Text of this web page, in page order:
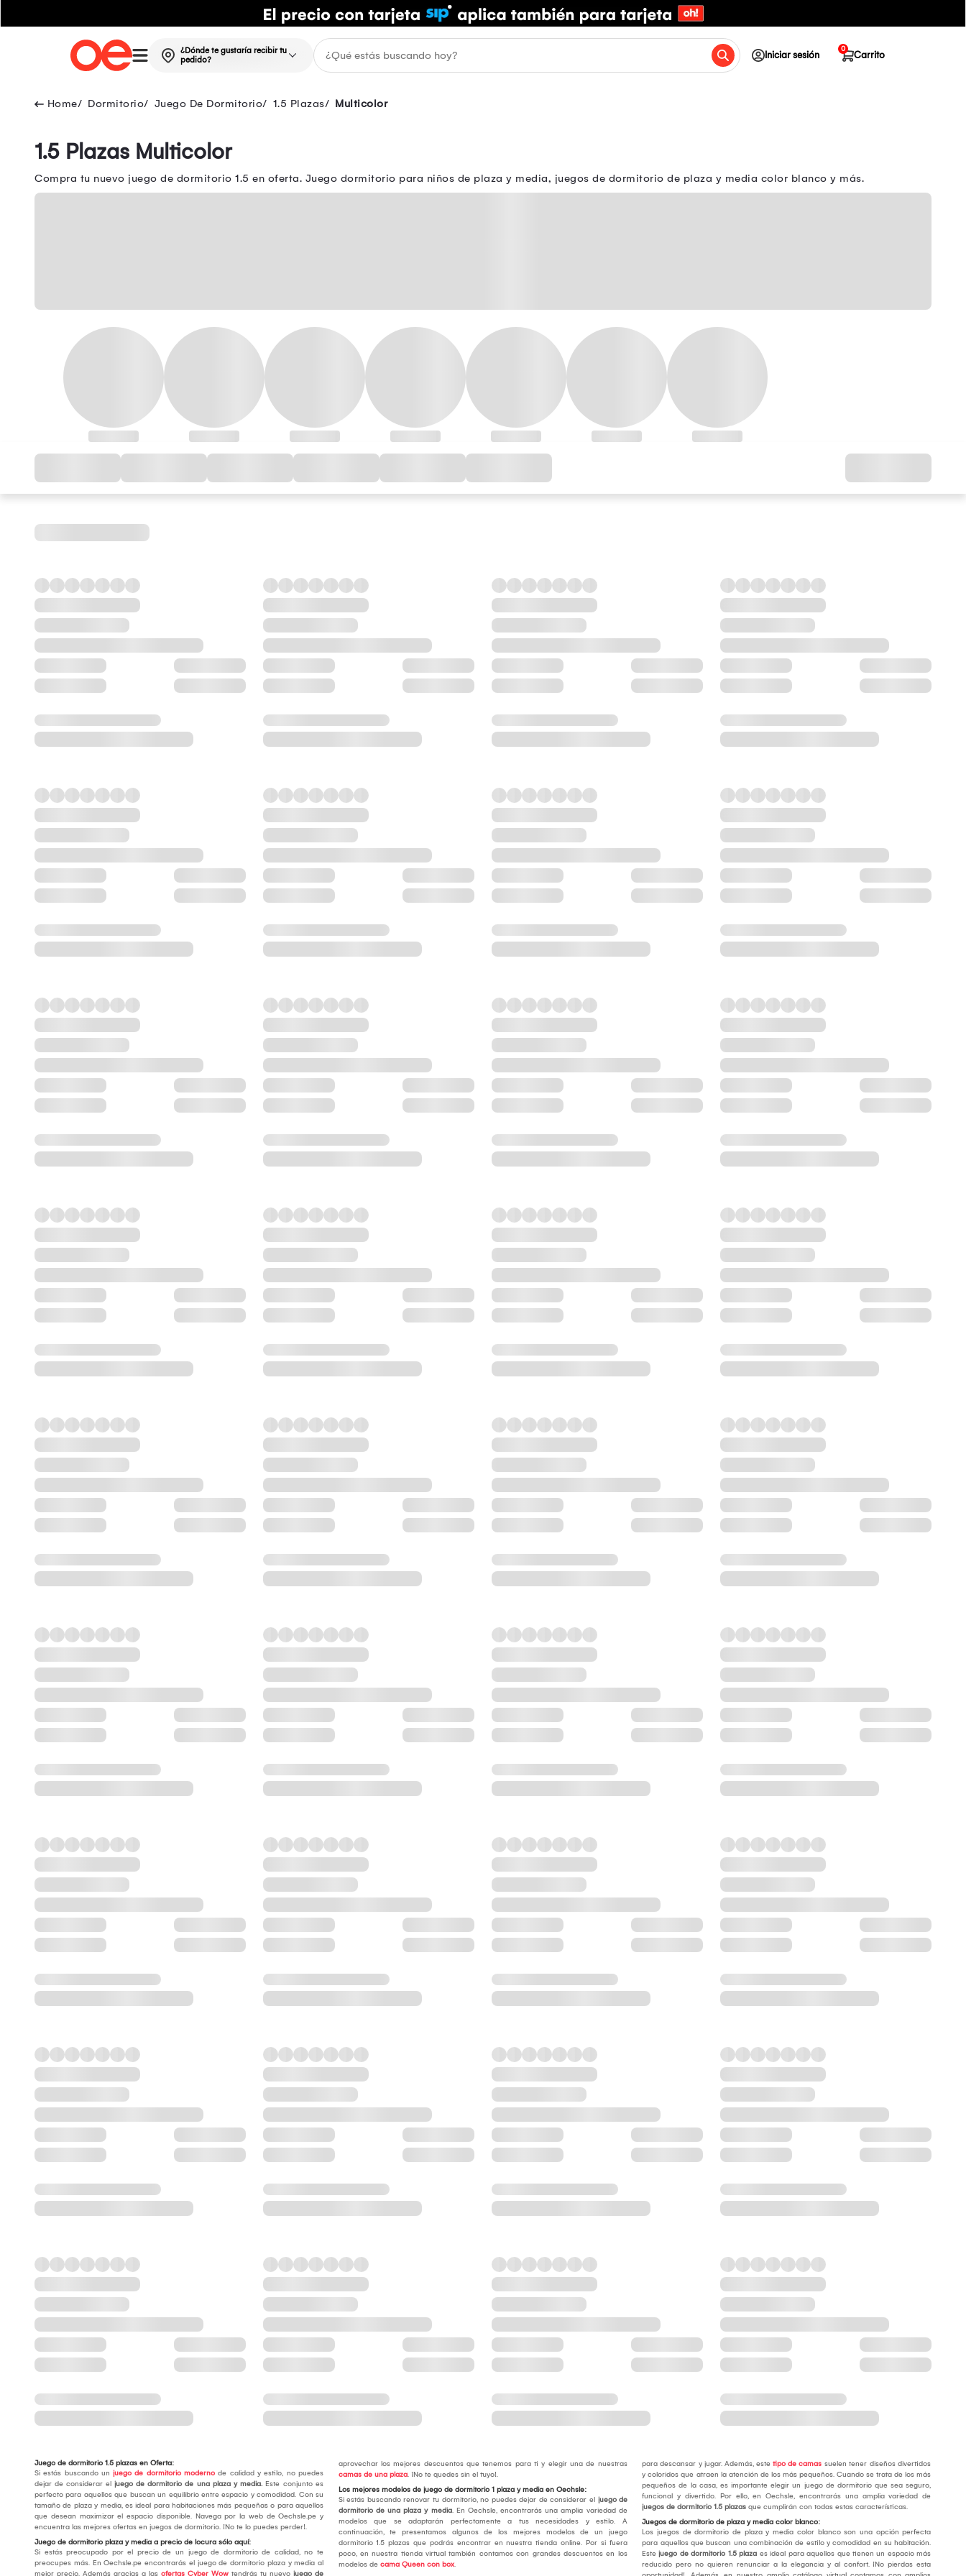
¿Dónde te gustaría recibir tu
pedido?
Iniciar sesión Carrito
0
Dormitorio Juego De Dormitorio 1.5 Plazas Multicolor
1.5 Plazas Multicolor
Compra tu nuevo juego de dormitorio 1.5 en oferta. Juego dormitorio para niños de plaza y media, juegos de dormitorio de plaza y media color blanco y más.
Juego de dormitorio 1.5 plazas en Oferta:
Si estás buscando un juego de dormitorio moderno de calidad y estilo, no puedes
dejar de considerar el juego de dormitorio de una plaza y media. Este conjunto es
perfecto para aquellos que buscan un equilibrio entre espacio y comodidad. Con su
tamaño de plaza y media, es ideal para habitaciones más pequeñas o para aquellos
que desean maximizar el espacio disponible. Navega por la web de Oechsle.pe y
encuentra las mejores ofertas en juegos de dormitorio. ¡No te lo puedes perder!.
Juego de dormitorio plaza y media a precio de locura sólo aquí:
Si estás preocupado por el precio de un juego de dormitorio de calidad, no te
preocupes más. En Oechsle.pe encontrarás el juego de dormitorio plaza y media al
mejor precio. Además gracias a las ofertas Cyber Wow tendrás tu nuevo juego de
aprovechar los mejores descuentos que tenemos para ti y elegir una de nuestras
camas de una plaza. ¡No te quedes sin el tuyo!.
Los mejores modelos de juego de dormitorio 1 plaza y media en Oechsle:
Si estás buscando renovar tu dormitorio, no puedes dejar de considerar el juego de
dormitorio de una plaza y media. En Oechsle, encontrarás una amplia variedad de
modelos que se adaptarán perfectamente a tus necesidades y estilo. A
continuación, te presentamos algunos de los mejores modelos de un juego
dormitorio 1.5 plazas que podrás encontrar en nuestra tienda online. Por si fuera
poco, en nuestra tienda virtual también contamos con grandes descuentos en los
modelos de cama Queen con box.
para descansar y jugar. Además, estetipo de camas suelen tener diseños divertidos
y coloridos que atraen la atención de los más pequeños. Cuando se trata de los más
pequeños de la casa, es importante elegir un juego de dormitorio que sea seguro,
funcional y divertido. Por ello, en Oechsle, encontrarás una amplia variedad de
juegos de dormitorio 1.5 plazas que cumplirán con todas estas características.
Juegos de dormitorio de plaza y media color blanco:
Los juegos de dormitorio de plaza y media color blanco son una opción perfecta
para aquellos que buscan una combinación de estilo y comodidad en su habitación.
Estejuego de dormitorio 1.5 plaza es ideal para aquellos que tienen un espacio más
reducido pero no quieren renunciar a la elegancia y al confort. ¡No pierdas esta